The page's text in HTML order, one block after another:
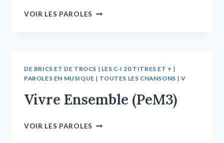
VOIR LES PAROLES
DE BRICS ET DE TROCS | LES C-I 20 TITRES ET + |
PAROLES EN MUSIQUE | TOUTES LES CHANSONS | V
Vivre Ensemble (PeM3)
VOIR LES PAROLES